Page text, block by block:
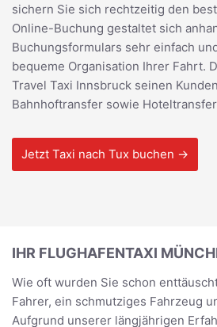
sichern Sie sich rechtzeitig den
Online-Buchung gestaltet sich
Buchungsformulars sehr einfach
bequeme Organisation Ihrer Fahrt.
Travel Taxi Innsbruck seinen
Bahnhoftransfer sowie
Jetzt Taxi nach Tux buchen →
IHR FLUGHAFENTAXI
Wie oft wurden Sie schon
Fahrer, ein schmutziges Fahrzeug
Aufgrund unserer längjährigen